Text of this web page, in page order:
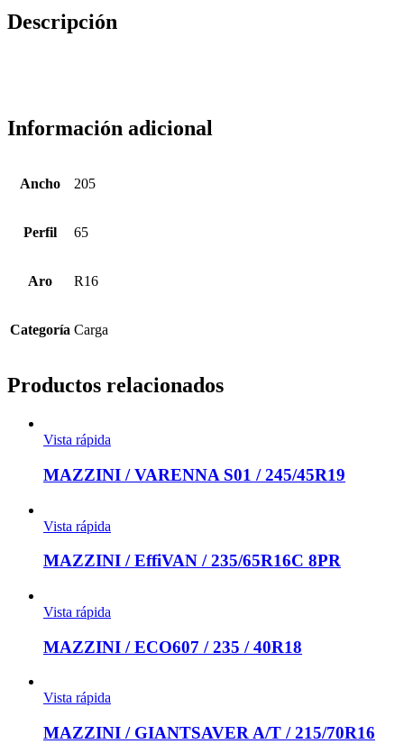
Descripción
Información adicional
Ancho 205
Perfil 65
Aro R16
Categoría Carga
Productos relacionados
Vista rápida
MAZZINI / VARENNA S01 / 245/45R19
Vista rápida
MAZZINI / EffiVAN / 235/65R16C 8PR
Vista rápida
MAZZINI / ECO607 / 235 / 40R18
Vista rápida
MAZZINI / GIANTSAVER A/T / 215/70R16